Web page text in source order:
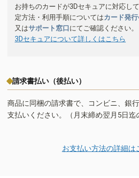
お持ちのカードが3Dセキュアに対応し
定方法・利用手順についてはカード発
又はサポート窓口にてご確認ください。
3Dセキュアについて詳しくはこちら
請求書払い（後払い）
商品に同梱の請求書で、コンビニ、銀
支払いください。（月末締め翌月5日迄
お支払い方法の詳細は